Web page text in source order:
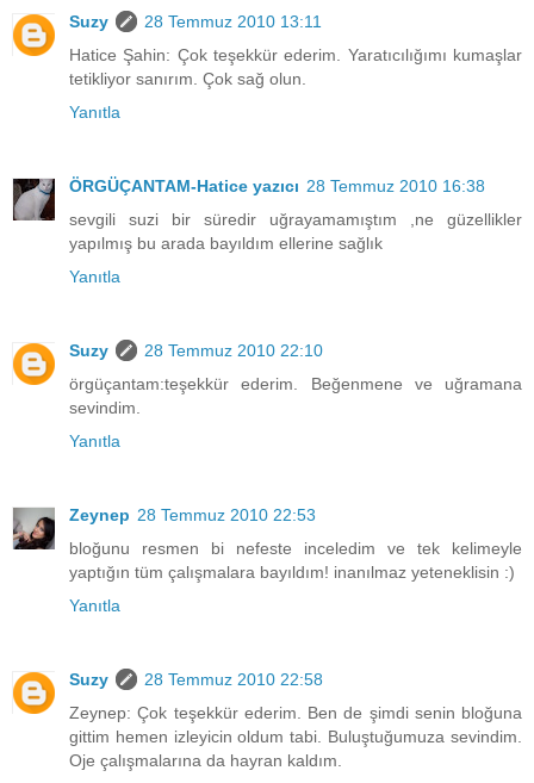
Suzy
28 Temmuz 2010 13:11
Hatice Şahin: Çok teşekkür ederim. Yaratıcılığımı kumaşlar
tetikliyor sanırım. Çok sağ olun.
Yanıtla
ÖRGÜÇANTAM-Hatice yazıcı 28 Temmuz 2010 16:38
sevgili suzi bir süredir uğrayamamıştım ,ne güzellikler
yapılmış bu arada bayıldım ellerine sağlık
Yanıtla
Suzy
28 Temmuz 2010 22:10
örgüçantam:teşekkür ederim. Beğenmene ve uğramana
sevindim.
Yanıtla
Zeynep 28 Temmuz 2010 22:53
bloğunu resmen bi nefeste inceledim ve tek kelimeyle
yaptığın tüm çalışmalara bayıldım! inanılmaz yeteneklisin :)
Yanıtla
Suzy
28 Temmuz 2010 22:58
Zeynep: Çok teşekkür ederim. Ben de şimdi senin bloğuna
gittim hemen izleyicin oldum tabi. Buluştuğumuza sevindim.
Oje çalışmalarına da hayran kaldım.